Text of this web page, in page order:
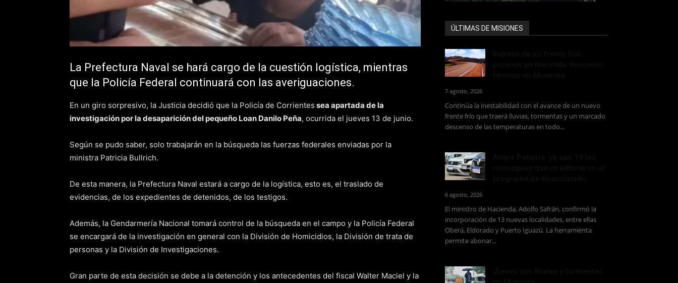
La Prefectura Naval se hará cargo de la cuestión logística, mientras
que la Policía Federal continuará con las averiguaciones.
En un giro sorpresivo, la Justicia decidió que la Policía de Corrientes sea apartada de la
investigación por la desaparición del pequeño Loan Danilo Peña, ocurrida el jueves 13 de junio.
Según se pudo saber, solo trabajarán en la búsqueda las fuerzas federales enviadas por la
ministra Patricia Bullrich.
De esta manera, la Prefectura Naval estará a cargo de la logística, esto es, el traslado de
evidencias, de los expedientes de detenidos, de los testigos.
Además, la Gendarmería Nacional tomará control de la búsqueda en el campo y la Policía Federal
se encargará de la investigación en general con la División de Homicidios, la División de trata de
personas y la División de Investigaciones.
Gran parte de esta decisión se debe a la detención y los antecedentes del fiscal Walter Maciel y la
ÚLTIMAS DE MISIONES
7 agosto, 2026
Continúa la inestabilidad con el avance de un nuevo
frente frío que traerá lluvias, tormentas y un marcado
descenso de las temperaturas en todo...
6 agosto, 2026
El ministro de Hacienda, Adolfo Safrán, confirmó la
incorporación de 13 nuevas localidades, entre ellas
Oberá, Eldorado y Puerto Iguazú. La herramienta
permite abonar...